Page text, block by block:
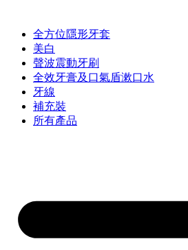
全方位隱形牙套
美白
聲波震動牙刷
全效牙膏及口氣盾漱口水
牙線
補充裝
所有產品